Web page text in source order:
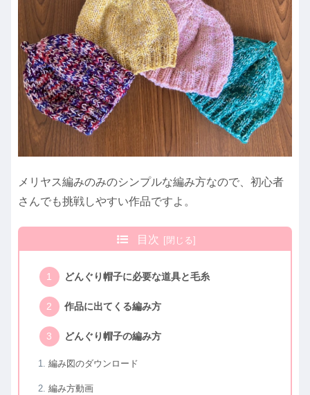
メリヤス編みのみのシンプルな編み方なので、初心者
さんでも挑戦しやすい作品ですよ。
目次
どんぐり帽子に必要な道具と毛糸
作品に出てくる編み方
どんぐり帽子の編み方
編み図のダウンロード
編み方動画